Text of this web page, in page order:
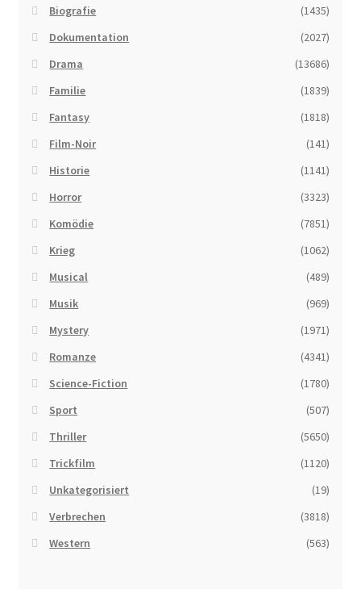
Biografie
(1435)
Dokumentation
(2027)
Drama
(13686)
Familie
(1839)
Fantasy
(1818)
Film-Noir
(141)
Historie
(1141)
Horror
(3323)
Komödie
(7851)
Krieg
(1062)
Musical
(489)
Musik
(969)
Mystery
(1971)
Romanze
(4341)
Science-Fiction
(1780)
Sport
(507)
Thriller
(5650)
Trickfilm
(1120)
Unkategorisiert
(19)
Verbrechen
(3818)
Western
(563)